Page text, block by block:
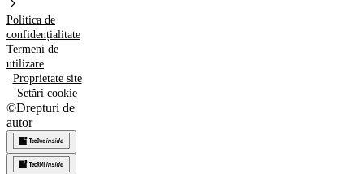
Politica de
confidențialitate
Termeni de
utilizare
Proprietate site
Setări cookie
©Drepturi de
autor